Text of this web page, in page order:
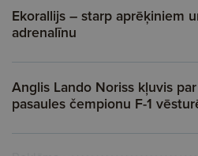
Ekorallijs – starp aprēķiniem
adrenalīnu
Anglis Lando Noriss kļuvis
pasaules čempionu F-1